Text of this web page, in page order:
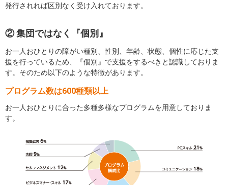
発行されれば区別なく受け入れております。
② 集団ではなく『個別』
お一人おひとりの障がい種別、性別、年齢、状態、個性に応じた支
援を行っているため、『個別』で支援をするべきと認識しておりま
す。そのため以下のような特徴があります。
プログラム数は600種類以上
お一人おひとりに合った多種多様なプログラムを用意しておりま
す。